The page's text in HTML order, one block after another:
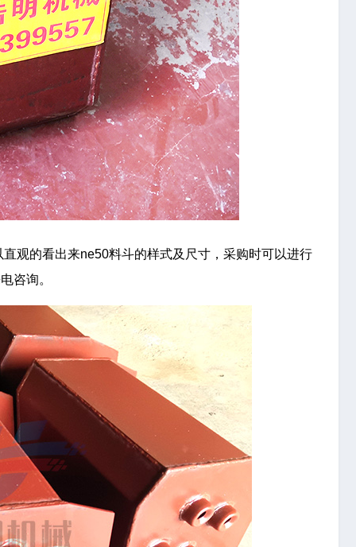
观的看出来ne50料斗的样式及尺寸，采购时可以进行
咨询。